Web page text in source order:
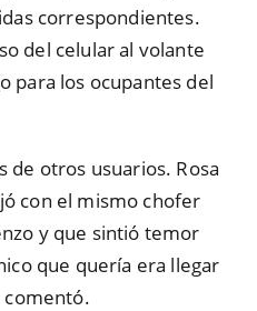
correspondientes.
del celular al volante
para los ocupantes del
de otros usuarios. Rosa
con el mismo chofer
y que sintió temor
que quería era llegar
comentó.